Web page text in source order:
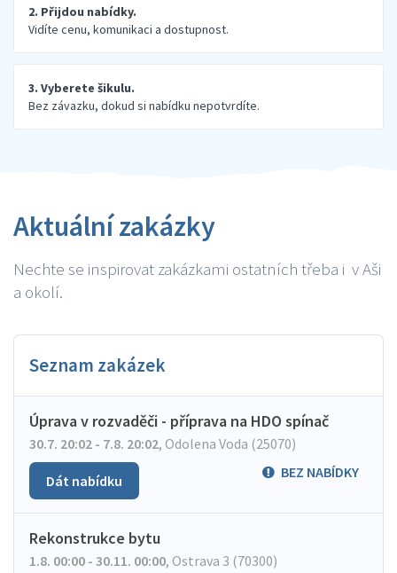
2. Přijdou nabídky.
Vidíte cenu, komunikaci a dostupnost.
3. Vyberete šikulu.
Bez závazku, dokud si nabídku nepotvrdíte.
Aktuální zakázky
Nechte se inspirovat zakázkami ostatních třeba i v Aši
a okolí.
Seznam zakázek
Úprava v rozvaděči - příprava na HDO spínač
30.7. 20:02 - 7.8. 20:02, Odolena Voda (25070)
BEZ NABÍDKY
Dát nabídku
Rekonstrukce bytu
1.8. 00:00 - 30.11. 00:00, Ostrava 3 (70300)